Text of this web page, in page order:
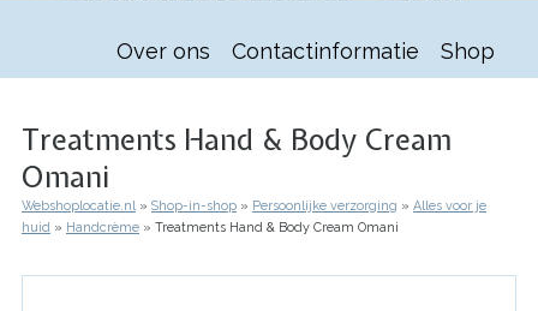
Over ons Contactinformatie Shop
Treatments Hand & Body Cream
Omani
Kruimelpad
Webshoplocatie.nl Shop-in-shop Persoonlijke verzorging
Alles voor je
huid
Handcrème Treatments Hand & Body Cream Omani